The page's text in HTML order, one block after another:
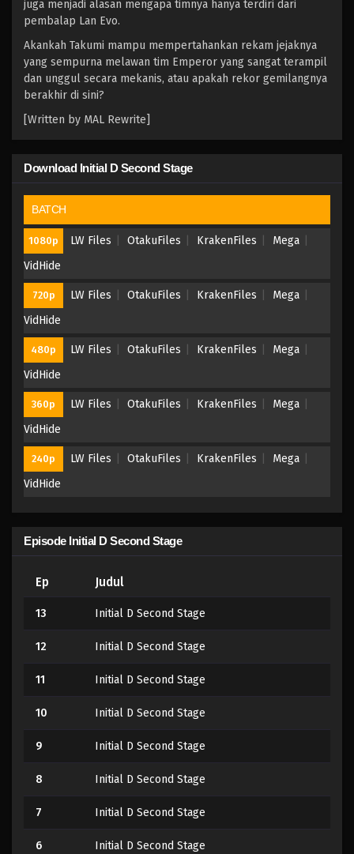
juga menjadi alasan mengapa timnya hanya terdiri dari
pembalap Lan Evo.
Akankah Takumi mampu mempertahankan rekam jejaknya
yang sempurna melawan tim Emperor yang sangat terampil
dan unggul secara mekanis, atau apakah rekor gemilangnya
berakhir di sini?
[Written by MAL Rewrite]
Download Initial D Second Stage
BATCH
1080p LW Files OtakuFiles KrakenFiles
Mega
VidHide
720p LW Files OtakuFiles KrakenFiles
Mega
VidHide
480p LW Files OtakuFiles KrakenFiles
Mega
VidHide
360p LW Files OtakuFiles KrakenFiles
Mega
VidHide
240p LW Files OtakuFiles KrakenFiles
Mega
VidHide
Episode Initial D Second Stage
Ep Judul
13 Initial D Second Stage
12 Initial D Second Stage
11 Initial D Second Stage
10 Initial D Second Stage
9 Initial D Second Stage
8 Initial D Second Stage
7 Initial D Second Stage
6 Initial D Second Stage